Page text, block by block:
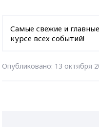
Самые свежие и
курсе всех событий!
Опубликовано: 13 октября